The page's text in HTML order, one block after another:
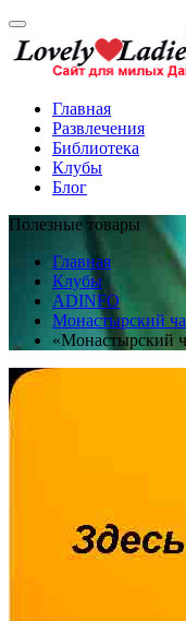
Главная
Развлечения
Библиотека
Клубы
Блог
Полезные товары
Главная
Клубы
ADINFO
Монастырский
«Монастырский